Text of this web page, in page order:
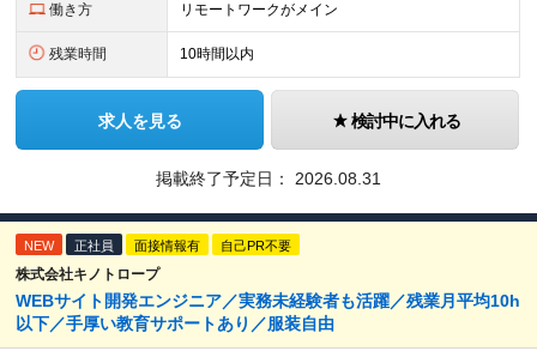
働き方 リモートワークがメイン
残業時間 10時間以内
求人を見る 検討中に入れる
掲載終了予定日： 2026.08.31
NEW 正社員 面接情報有 自己PR不要
株式会社キノトロープ
WEBサイト開発エンジニア／実務未経験者も活躍／残業月平均10h
以下／手厚い教育サポートあり／服装自由